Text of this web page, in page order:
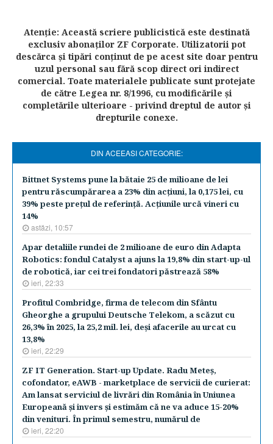
Atenţie: Această scriere publicistică este destinată
exclusiv abonaţilor ZF Corporate. Utilizatorii pot
descărca şi tipări conţinut de pe acest site doar pentru
uzul personal sau fără scop direct ori indirect
comercial. Toate materialele publicate sunt protejate
de către Legea nr. 8/1996, cu modificările şi
completările ulterioare - privind dreptul de autor şi
drepturile conexe.
DIN ACEEASI CATEGORIE:
Bittnet Systems pune la bătaie 25 de milioane de lei
pentru răscumpărarea a 23% din acţiuni, la 0,175 lei, cu
39% peste preţul de referinţă. Acţiunile urcă vineri cu
14%
astăzi, 10:57
Apar detaliile rundei de 2 milioane de euro din Adapta
Robotics: fondul Catalyst a ajuns la 19,8% din start-up-ul
de robotică, iar cei trei fondatori păstrează 58%
ieri, 22:33
Profitul Combridge, firma de telecom din Sfântu
Gheorghe a grupului Deutsche Telekom, a scăzut cu
26,3% în 2025, la 25,2 mil. lei, deşi afacerile au urcat cu
13,8%
ieri, 22:29
ZF IT Generation. Start-up Update. Radu Meteş,
cofondator, eAWB - marketplace de servicii de curierat:
Am lansat serviciul de livrări din România în Uniunea
Europeană şi invers şi estimăm că ne va aduce 15-20%
din venituri. În primul semestru, numărul de
ieri, 22:20